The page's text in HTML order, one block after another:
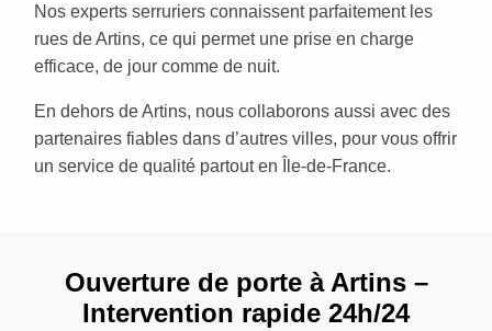
Nos experts serruriers connaissent parfaitement les
rues de Artins, ce qui permet une prise en charge
efficace, de jour comme de nuit.
En dehors de Artins, nous collaborons aussi avec des
partenaires fiables dans d’autres villes, pour vous offrir
un service de qualité partout en Île-de-France.
Ouverture de porte à Artins –
Intervention rapide 24h/24